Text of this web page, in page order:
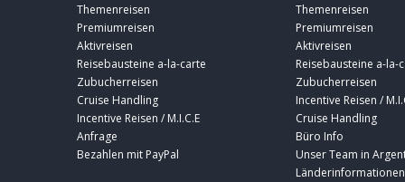
Themenreisen
Premiumreisen
Aktivreisen
Reisebausteine a-la-carte
Zubucherreisen
Cruise Handling
Incentive Reisen / M.I.C.E
Anfrage
Bezahlen mit PayPal
Themenreisen
Premiumreisen
Aktivreisen
Reisebausteine a-la-
Zubucherreisen
Incentive Reisen /
Cruise Handling
Büro Info
Unser Team in
Länderinformationen